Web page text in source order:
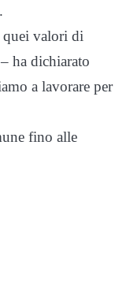
quei valori di
ha dichiarato
a lavorare per
fino alle